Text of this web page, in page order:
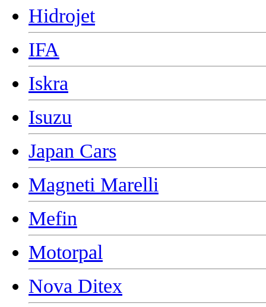
Hidrojet
IFA
Iskra
Isuzu
Japan Cars
Magneti Marelli
Mefin
Motorpal
Nova Ditex